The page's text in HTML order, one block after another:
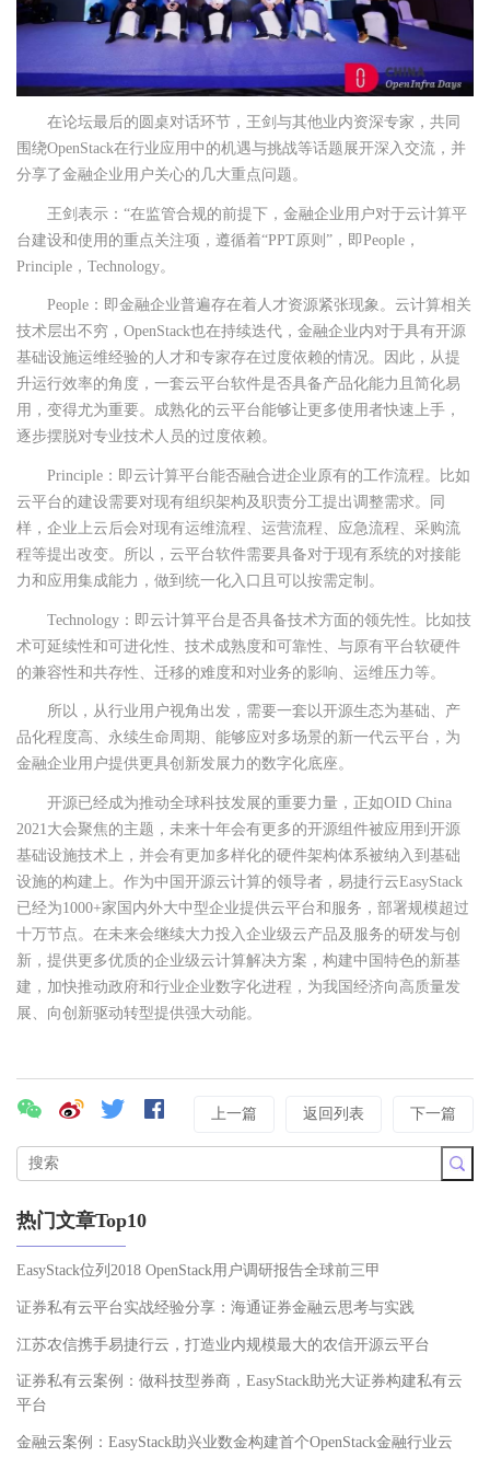
在论坛最后的圆桌对话环节，王剑与其他业内资深专家，共同
围绕OpenStack在行业应用中的机遇与挑战等话题展开深入交流，并
分享了金融企业用户关心的几大重点问题。
王剑表示：“在监管合规的前提下，金融企业用户对于云计算平
台建设和使用的重点关注项，遵循着“PPT原则”，即People，
Principle，Technology。
People：即金融企业普遍存在着人才资源紧张现象。云计算相关
技术层出不穷，OpenStack也在持续迭代，金融企业内对于具有开源
基础设施运维经验的人才和专家存在过度依赖的情况。因此，从提
升运行效率的角度，一套云平台软件是否具备产品化能力且简化易
用，变得尤为重要。成熟化的云平台能够让更多使用者快速上手，
逐步摆脱对专业技术人员的过度依赖。
Principle：即云计算平台能否融合进企业原有的工作流程。比如
云平台的建设需要对现有组织架构及职责分工提出调整需求。同
样，企业上云后会对现有运维流程、运营流程、应急流程、采购流
程等提出改变。所以，云平台软件需要具备对于现有系统的对接能
力和应用集成能力，做到统一化入口且可以按需定制。
Technology：即云计算平台是否具备技术方面的领先性。比如技
术可延续性和可进化性、技术成熟度和可靠性、与原有平台软硬件
的兼容性和共存性、迁移的难度和对业务的影响、运维压力等。
所以，从行业用户视角出发，需要一套以开源生态为基础、产
品化程度高、永续生命周期、能够应对多场景的新一代云平台，为
金融企业用户提供更具创新发展力的数字化底座。
开源已经成为推动全球科技发展的重要力量，正如OID China
2021大会聚焦的主题，未来十年会有更多的开源组件被应用到开源
基础设施技术上，并会有更加多样化的硬件架构体系被纳入到基础
设施的构建上。作为中国开源云计算的领导者，易捷行云EasyStack
已经为1000+家国内外大中型企业提供云平台和服务，部署规模超过
十万节点。在未来会继续大力投入企业级云产品及服务的研发与创
新，提供更多优质的企业级云计算解决方案，构建中国特色的新基
建，加快推动政府和行业企业数字化进程，为我国经济向高质量发
展、向创新驱动转型提供强大动能。
上一篇 返回列表 下一篇
热门文章Top10
EasyStack位列2018 OpenStack用户调研报告全球前三甲
证券私有云平台实战经验分享：海通证券金融云思考与实践
江苏农信携手易捷行云，打造业内规模最大的农信开源云平台
证券私有云案例：做科技型券商，EasyStack助光大证券构建私有云
平台
金融云案例：EasyStack助兴业数金构建首个OpenStack金融行业云